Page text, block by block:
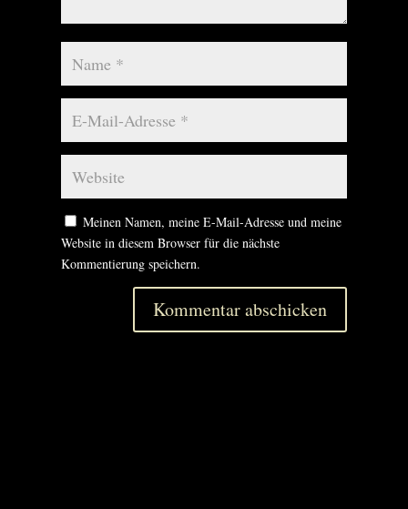
Meinen Namen, meine E-Mail-Adresse und meine
Website in diesem Browser für die nächste
Kommentierung speichern.
Kommentar abschicken